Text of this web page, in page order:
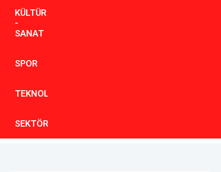
KÜLTÜR
-
SANAT
SPOR
TEKNOLOJI
SEKTÖREL